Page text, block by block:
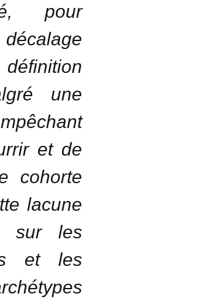
pour
une
et de
cohorte
lacune
sur les
et les